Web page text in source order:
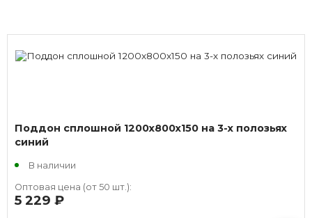
Поддон сплошной 1200x800x150 на 3-х полозьях
синий
В наличии
Оптовая цена (от 50 шт.):
5 229